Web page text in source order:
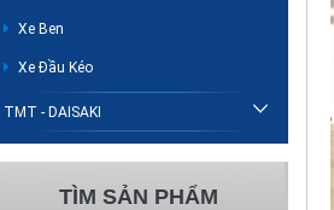
Xe Ben
Xe Đầu Kéo
TMT - DAISAKI
TÌM SẢN PHẨM